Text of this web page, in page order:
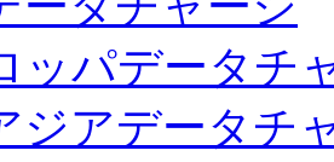
ッパデータチ
ジアデータチ